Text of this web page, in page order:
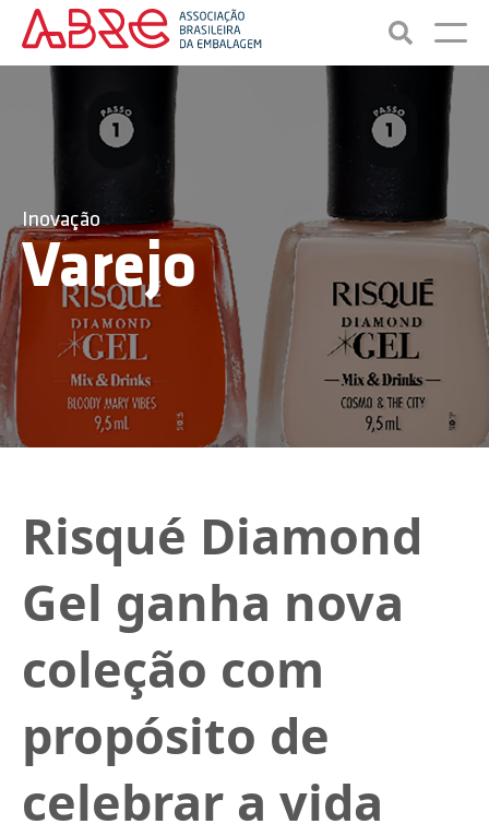
Inovação
Varejo
Risqué Diamond
Gel ganha nova
coleção com
propósito de
celebrar a vida